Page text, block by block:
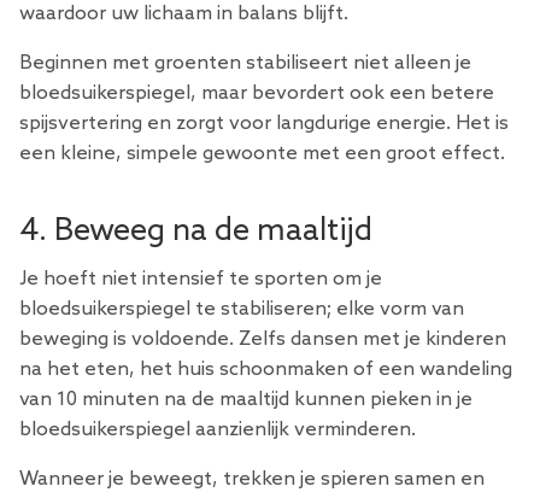
waardoor uw lichaam in balans blijft.
Beginnen met groenten stabiliseert niet alleen je
bloedsuikerspiegel, maar bevordert ook een betere
spijsvertering en zorgt voor langdurige energie. Het is
een kleine, simpele gewoonte met een groot effect.
4. Beweeg na de maaltijd
Je hoeft niet intensief te sporten om je
bloedsuikerspiegel te stabiliseren; elke vorm van
beweging is voldoende. Zelfs dansen met je kinderen
na het eten, het huis schoonmaken of een wandeling
van 10 minuten na de maaltijd kunnen pieken in je
bloedsuikerspiegel aanzienlijk verminderen.
Wanneer je beweegt, trekken je spieren samen en